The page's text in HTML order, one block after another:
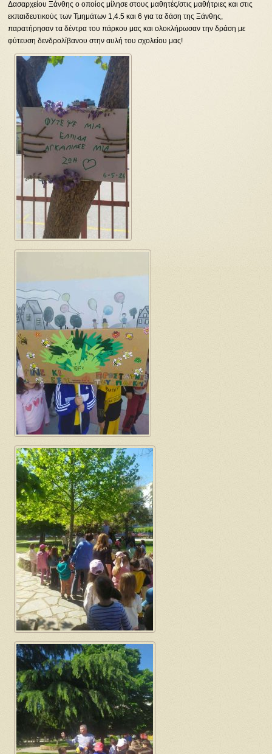
Δασαρχείου Ξάνθης ο οποίος μίλησε στους μαθητές/στις μαθήτριες και στις
εκπαιδευτικούς των Τμημάτων 1,4.5 και 6 για τα δάση της Ξάνθης,
παρατήρησαν τα δέντρα του πάρκου μας και ολοκλήρωσαν την δράση με
φύτευση δενδρολίβανου στην αυλή του σχολείου μας!